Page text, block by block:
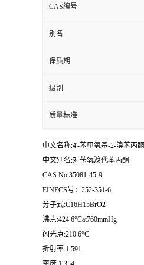
CAS编号
别名
保质期
级别
质量标准
中文名称:4'-苯甲氧基-2-溴苯丙酮
中文别名:对苄氧溴代苯丙酮
CAS No:35081-45-9
EINECS号：252-351-6
分子式:C16H15BrO2
沸点:424.6°Cat760mmHg
闪光点:210.6°C
折射率:1.591